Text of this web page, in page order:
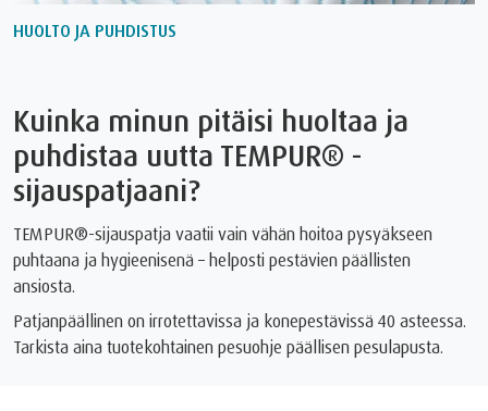
HUOLTO JA PUHDISTUS
Kuinka minun pitäisi huoltaa ja
puhdistaa uutta TEMPUR®️ -
sijauspatjaani?
TEMPUR®-sijauspatja vaatii vain vähän hoitoa pysyäkseen
puhtaana ja hygieenisenä – helposti pestävien päällisten
ansiosta.
Patjanpäällinen on irrotettavissa ja konepestävissä 40 asteessa.
Tarkista aina tuotekohtainen pesuohje päällisen pesulapusta.